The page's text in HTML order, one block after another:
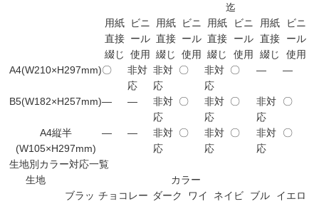
迄
用紙
直接
綴じ
ビニ
ール
使用
用紙
直接
綴じ
ビニ
ール
使用
用紙
直接
綴じ
ビニ
ール
使用
用紙
直接
綴じ
ビニ
ール
使用
A4(W210×H297mm)〇
非対
応
非対
応
〇
非対
応
〇 ― ―
B5(W182×H257mm)― ―
非対
応
〇
非対
応
〇
非対
応
〇
A4縦半
(W105×H297mm)
― ―
非対
応
〇
非対
応
〇
非対
応
〇
生地別カラー対応一覧
生地
カラー
ブラッ チョコレー ダーク
ワイ
ネイビ
ブル
イエロ